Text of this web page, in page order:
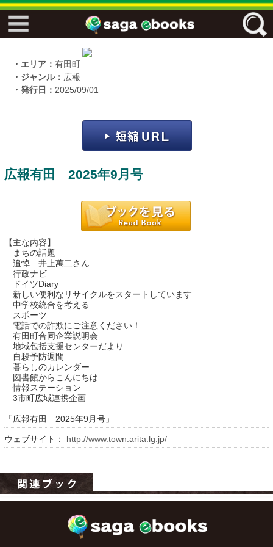
キーワード
・エリア： 有田町
・ジャンル： 広報
・発行日： 2025/09/01
広報有田 2025年9月号
【主な内容】
まちの話題
追悼 井上萬二さん
行政ナビ
ドイツDiary
新しい便利なリサイクルをスタートしています
中学校統合を考える
スポーツ
電話での詐欺にご注意ください！
有田町合同企業説明会
地域包括支援センターだより
自殺予防週間
暮らしのカレンダー
図書館からこんにちは
情報ステーション
3市町広域連携企画
「広報有田 2025年9月号」
ウェブサイト： http://www.town.arita.lg.jp/
↓↓ ebooks専用本棚 ↓↓
saga ebooksとは
運営会社
ご利用ガイド
よくある質問